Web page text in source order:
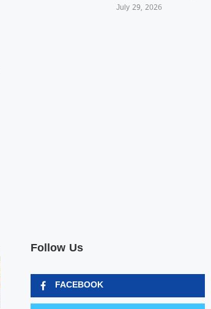
July 29, 2026
Follow Us
FACEBOOK